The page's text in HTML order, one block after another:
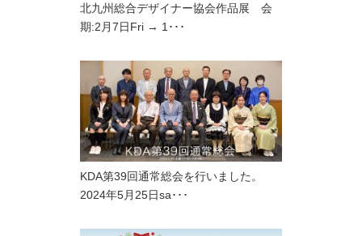
北九州総合デザイナー協会作品展 会
期:2月7日Fri → 1･･･
KDA第39回通常総会を行いました。
2024年5月25日sa･･･